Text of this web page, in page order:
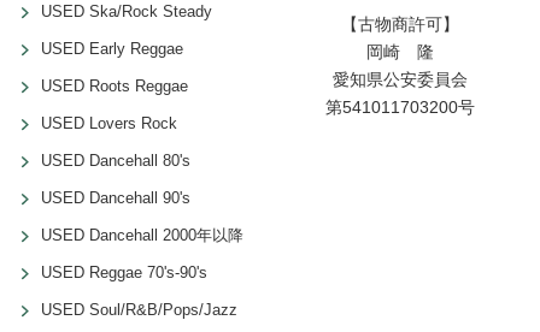
USED Ska/Rock Steady
USED Early Reggae
USED Roots Reggae
USED Lovers Rock
USED Dancehall 80's
USED Dancehall 90's
USED Dancehall 2000年以降
USED Reggae 70's-90's
USED Soul/R&B/Pops/Jazz
【古物商許可】
岡崎 隆
愛知県公安委員会
第541011703200号